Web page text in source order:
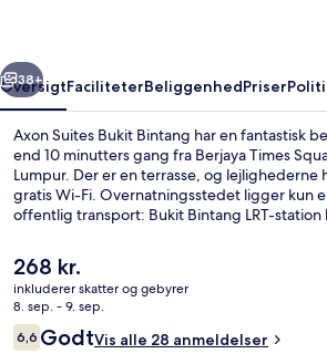
Næste
38+
OversigtFaciliteterBeliggenhedPriser
Axon Suites Bukit Bintang har en fantastisk
end 10 minutters gang fra Berjaya Times
Lumpur. Der er en terrasse, og lejlighederne
gratis Wi-Fi. Overnatningsstedet ligger kun
offentlig transport: Bukit Bintang LRT-
Den
nuværende
pris
er
268 kr.
268 kr.
inkluderer skatter og gebyrer
8. sep. - 9. sep.
Anmeldelser
6,66,6 ud af 10.
GodtVis alle 28 anmeldelser